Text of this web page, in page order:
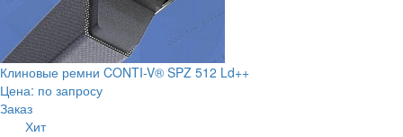
Клиновые ремни CONTI-V® SPZ 512 Ld++
Цена: по запросу
Заказ
Хит